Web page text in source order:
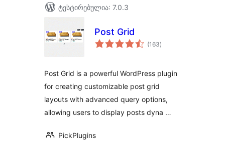
ტესტირებულია: 7.0.3
Post Grid
(163საერთო
რეიტინგი
)
Post Grid is a powerful WordPress plugin
for creating customizable post grid
layouts with advanced query options,
allowing users to display posts dyna …
PickPlugins